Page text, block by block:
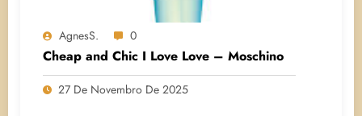
AgnesS. 0
Cheap and Chic I Love Love – Moschino
27 De Novembro De 2025